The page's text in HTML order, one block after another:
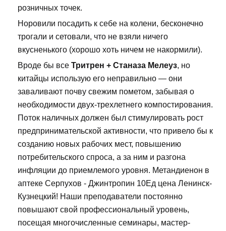
розничных точек.
Норовили посадить к себе на колени, бесконечно
трогали и сетовали, что не взяли ничего
вкусненького (хорошо хоть ничем не накормили).
Вроде бы все Тритрен + Станаза Мелеуз, но
китайцы использую его неправильно — они
заваливают почву свежим пометом, забывая о
необходимости двух-трехлетнего компостирования.
Поток наличных должен был стимулировать рост
предпринимательской активности, что привело бы к
созданию новых рабочих мест, повышению
потребительского спроса, а за ним и разгона
инфляции до приемлемого уровня. Метандиенон в
аптеке Серпухов - Джинтропин 10Ед цена Ленинск-
Кузнецкий! Наши преподаватели постоянно
повышают свой профессиональный уровень,
посещая многочисленные семинары, мастер-